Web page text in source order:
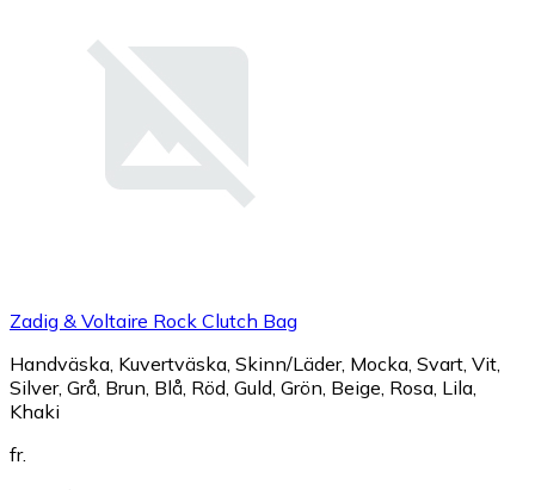
Zadig & Voltaire Rock Clutch Bag
Handväska, Kuvertväska, Skinn/Läder, Mocka, Svart, Vit,
Silver, Grå, Brun, Blå, Röd, Guld, Grön, Beige, Rosa, Lila,
Khaki
fr.